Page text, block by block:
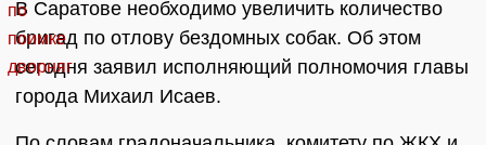
В Саратове необходимо увеличить количество
бригад по отлову бездомных собак. Об этом
сегодня заявил исполняющий полномочия главы
города Михаил Исаев.